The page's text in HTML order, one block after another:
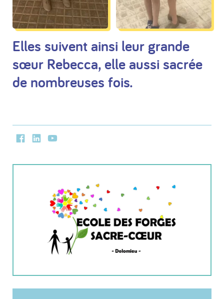
Elles suivent ainsi leur grande
sœur Rebecca, elle aussi sacrée
de nombreuses fois.
FacebookLinkedInYoutube